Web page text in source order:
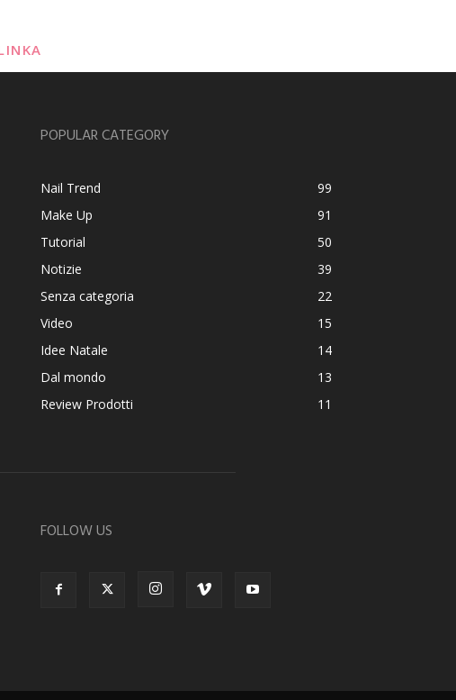
POPULAR CATEGORY
Nail Trend
99
Make Up
91
Tutorial
50
Notizie
39
Senza categoria
22
Video
15
Idee Natale
14
Dal mondo
13
Review Prodotti
11
FOLLOW US